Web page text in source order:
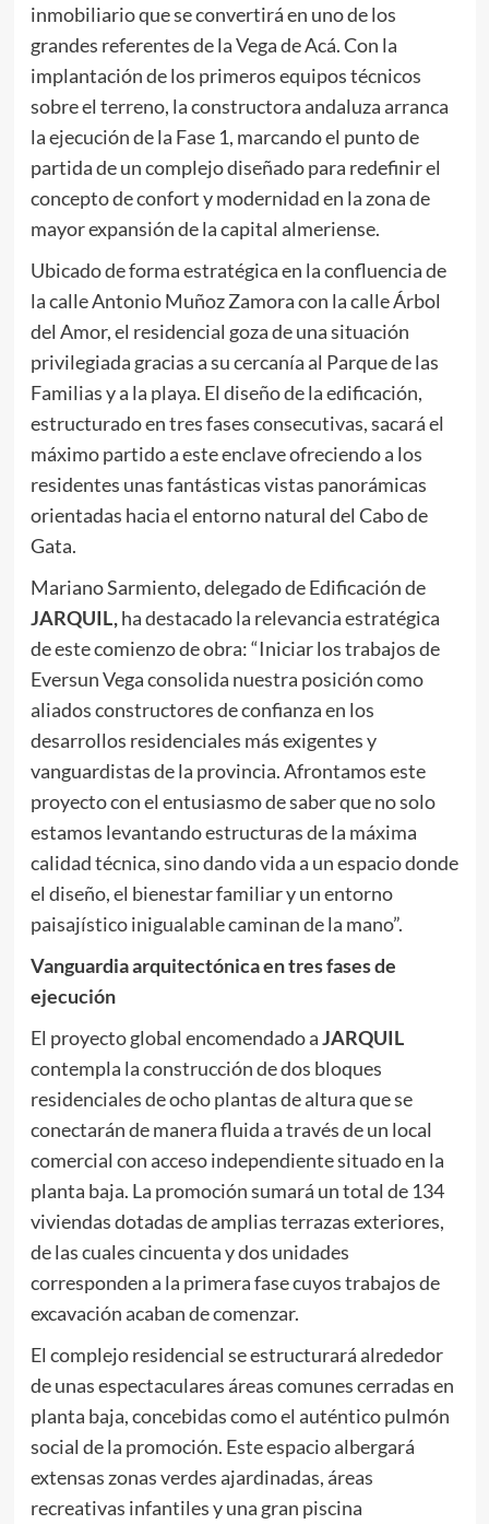
inmobiliario que se convertirá en uno de los
grandes referentes de la Vega de Acá. Con la
implantación de los primeros equipos técnicos
sobre el terreno, la constructora andaluza arranca
la ejecución de la Fase 1, marcando el punto de
partida de un complejo diseñado para redefinir el
concepto de confort y modernidad en la zona de
mayor expansión de la capital almeriense.
Ubicado de forma estratégica en la confluencia de
la calle Antonio Muñoz Zamora con la calle Árbol
del Amor, el residencial goza de una situación
privilegiada gracias a su cercanía al Parque de las
Familias y a la playa. El diseño de la edificación,
estructurado en tres fases consecutivas, sacará el
máximo partido a este enclave ofreciendo a los
residentes unas fantásticas vistas panorámicas
orientadas hacia el entorno natural del Cabo de
Gata.
Mariano Sarmiento, delegado de Edificación de
JARQUIL,ha destacado la relevancia estratégica
de este comienzo de obra: “Iniciar los trabajos de
Eversun Vega consolida nuestra posición como
aliados constructores de confianza en los
desarrollos residenciales más exigentes y
vanguardistas de la provincia. Afrontamos este
proyecto con el entusiasmo de saber que no solo
estamos levantando estructuras de la máxima
calidad técnica, sino dando vida a un espacio donde
el diseño, el bienestar familiar y un entorno
paisajístico inigualable caminan de la mano”.
Vanguardia arquitectónica en tres fases de
ejecución
El proyecto global encomendado aJARQUIL
contempla la construcción de dos bloques
residenciales de ocho plantas de altura que se
conectarán de manera fluida a través de un local
comercial con acceso independiente situado en la
planta baja. La promoción sumará un total de 134
viviendas dotadas de amplias terrazas exteriores,
de las cuales cincuenta y dos unidades
corresponden a la primera fase cuyos trabajos de
excavación acaban de comenzar.
El complejo residencial se estructurará alrededor
de unas espectaculares áreas comunes cerradas en
planta baja, concebidas como el auténtico pulmón
social de la promoción. Este espacio albergará
extensas zonas verdes ajardinadas, áreas
recreativas infantiles y una gran piscina